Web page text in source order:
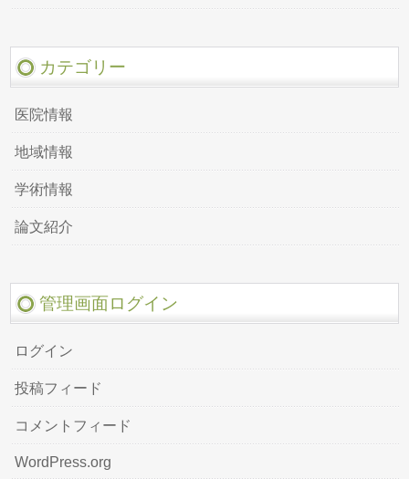
カテゴリー
医院情報
地域情報
学術情報
論文紹介
管理画面ログイン
ログイン
投稿フィード
コメントフィード
WordPress.org